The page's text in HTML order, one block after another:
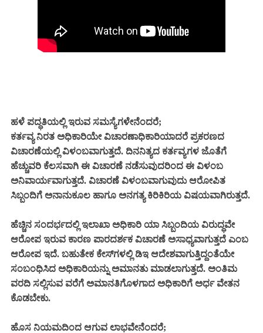
ಹಳೆ ಪದ್ಧತಿಯಲ್ಲಿ ಇರುವ ಸಮಸ್ಯೆಗಳೇನೆಂದರೆ;
ಕರ್ತವ್ಯ ನಿರತ ಅಧಿಕಾರಿಯೇ ವಿಚಾರಣಾಧಿಕಾರಿಯಾದರೆ ಪ್ರಕರಣದ
ವಿಚಾರಣೆಯಲ್ಲಿ ವಿಳಂಬವಾಗುತ್ತದೆ. ದಿನನಿತ್ಯದ ಕರ್ತವ್ಯಗಳ ಜೊತೆಗೆ
ಹೆಚ್ಚುವರಿ ಕೆಲಸವಾಗಿ ಈ ವಿಚಾರಣೆ ನಡೆಸುವುದರಿಂದ ಈ ವಿಳಂಬ
ಅನಿವಾರ್ಯವಾಗುತ್ತದೆ. ವಿಚಾರಣೆ ವಿಳಂಬವಾಗುವುದು ಆರೋಪಿತ
ಸಿಬ್ಬಂದಿಗೆ ಅನಾನುಕೂಲ ಹಾಗೂ ಅನಗತ್ಯ ಕಿರಿಕಿರಿಯ ವಿಷಯವಾಗಿರುತ್ತದೆ.
ಹೆಚ್ಚಿನ ಸಂದರ್ಭದಲ್ಲಿ ಇಲಾಖಾ ಅಧಿಕಾರಿ ಯಾ ಸಿಬ್ಬಂದಿಯ ವಿರುದ್ಧವೇ
ಆರೋಪ ಇರುವ ಕಾರಣ ಪಾರದರ್ಶಕ ವಿಚಾರಣೆ ಅಸಾಧ್ಯವಾಗುತ್ತದೆ ಎಂಬ
ಆರೋಪ ಇದೆ. ಬಹುತೇಕ ಕೇಸ್‌ಗಳಲ್ಲಿ ಡಿಇ ಆದೇಶವಾಗುತ್ತಿದ್ದಂತೆಯೇ
ಸಂಬಂಧಿಸಿದ ಅಧಿಕಾರಿಯನ್ನು ಅಮಾನತು ಮಾಡಲಾಗುತ್ತದೆ. ಅಂತಿಮ
ವರದಿ ಸಲ್ಲಿಸುವ ವರೆಗೆ ಅಮಾನತಿಗೊಳಗಾದ ಅಧಿಕಾರಿಗೆ ಅರ್ಧ ವೇತನ
ಕೊಡಬೇಕು.
ಹೊಸ ನಿಯಮದಿಂದ ಆಗುವ ಲಾಭವೇನೆಂದರೆ;